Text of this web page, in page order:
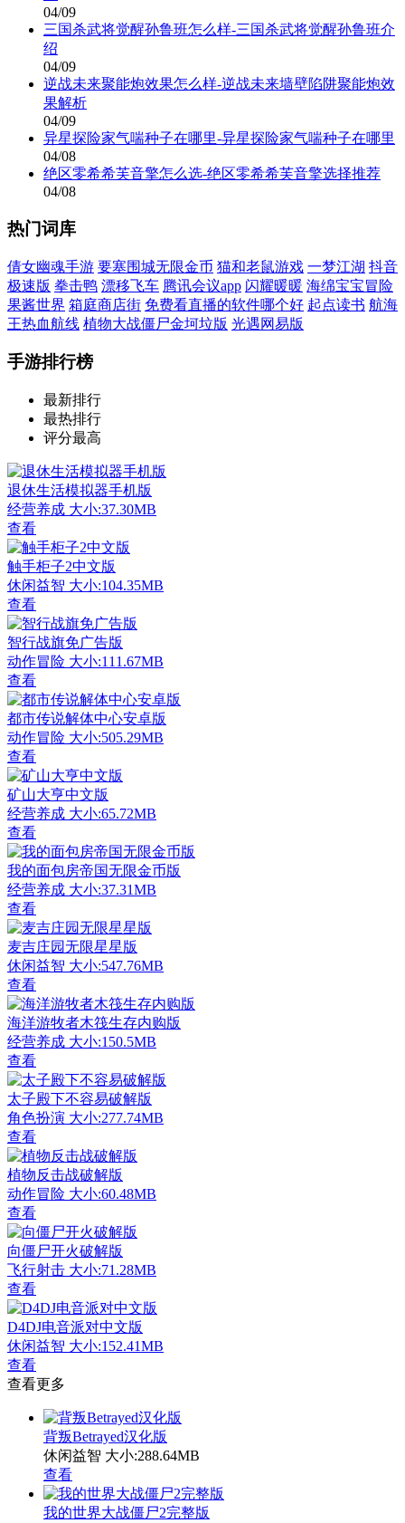
04/09
三国杀武将觉醒孙鲁班怎么样-三国杀武将觉醒孙鲁班介
绍
04/09
逆战未来聚能炮效果怎么样-逆战未来墙壁陷阱聚能炮效
果解析
04/09
异星探险家气喘种子在哪里-异星探险家气喘种子在哪里
04/08
绝区零希希芙音擎怎么选-绝区零希希芙音擎选择推荐
04/08
热门词库
倩女幽魂手游 要塞围城无限金币 猫和老鼠游戏 一梦江湖 抖音
极速版 拳击鸭 漂移飞车 腾讯会议app 闪耀暖暖 海绵宝宝冒险
果酱世界 箱庭商店街 免费看直播的软件哪个好 起点读书 航海
王热血航线 植物大战僵尸金坷垃版 光遇网易版
手游排行榜
最新排行
最热排行
评分最高
退休生活模拟器手机版
经营养成 大小:37.30MB
查看
触手柜子2中文版
休闲益智 大小:104.35MB
查看
智行战旗免广告版
动作冒险 大小:111.67MB
查看
都市传说解体中心安卓版
动作冒险 大小:505.29MB
查看
矿山大亨中文版
经营养成 大小:65.72MB
查看
我的面包房帝国无限金币版
经营养成 大小:37.31MB
查看
麦吉庄园无限星星版
休闲益智 大小:547.76MB
查看
海洋游牧者木筏生存内购版
经营养成 大小:150.5MB
查看
太子殿下不容易破解版
角色扮演 大小:277.74MB
查看
植物反击战破解版
动作冒险 大小:60.48MB
查看
向僵尸开火破解版
飞行射击 大小:71.28MB
查看
D4DJ电音派对中文版
休闲益智 大小:152.41MB
查看
查看更多
背叛Betrayed汉化版
休闲益智 大小:288.64MB
查看
我的世界大战僵尸2完整版